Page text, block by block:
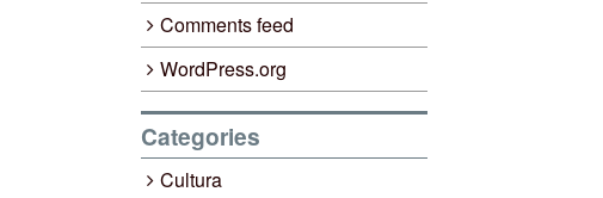
Comments feed
WordPress.org
Categories
Cultura